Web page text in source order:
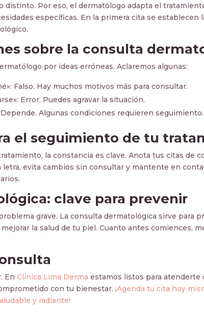
distinto. Por eso, el dermatólogo adapta el
específicas. En la primera cita se establecen
sobre la consulta
por ideas erróneas. Aclaremos algunas:
Falso. Hay muchos motivos más para consultar.
Error. Puedes agravar la situación.
Depende. Algunas condiciones requieren seguimiento.
el seguimiento de tu
la constancia es clave. Anota tus citas de
letra, evita cambios sin consultar y mantente en
clave para prevenir
grave. La consulta dermatológica sirve para
la salud de tu piel. Cuanto antes comiences,
EnClínica Lima Derma estamos listos para atenderte
con tu bienestar.¡Agenda tu cita hoy
y radiante!